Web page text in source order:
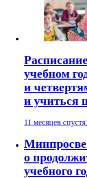
учебном
и
и учиться
11 месяцев спустя
о
учебного